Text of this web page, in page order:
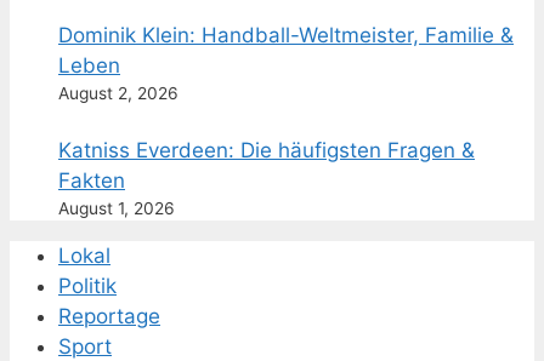
Dominik Klein: Handball-Weltmeister, Familie &
Leben
August 2, 2026
Katniss Everdeen: Die häufigsten Fragen &
Fakten
August 1, 2026
Lokal
Politik
Reportage
Sport